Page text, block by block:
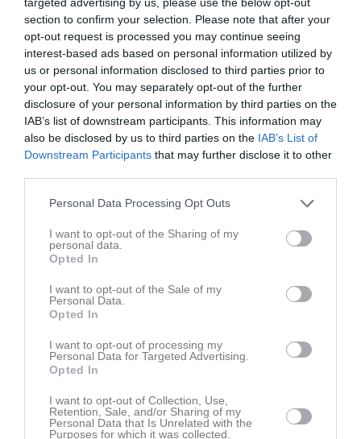
section to confirm your selection. Please note that after your
opt-out request is processed you may continue seeing
interest-based ads based on personal information utilized by
us or personal information disclosed to third parties prior to
your opt-out. You may separately opt-out of the further
disclosure of your personal information by third parties on the
IAB’s list of downstream participants. This information may
also be disclosed by us to third parties on the IAB’s List of
Downstream Participants that may further disclose it to other
Personal Data Processing Opt Outs
I want to opt-out of the Sharing of my
personal data.
Opted In
I want to opt-out of the Sale of my
Personal Data.
Opted In
I want to opt-out of processing my
Personal Data for Targeted Advertising.
Opted In
I want to opt-out of Collection, Use,
Retention, Sale, and/or Sharing of my
Personal Data that Is Unrelated with the
Purposes for which it was collected.
Fikatime
Fika med Ljungbys Gåfotbollare.
Nyheter från föreningen
Toppmöte på gång!
DM semifinal!
Hanaskogs IS drar sig ur!